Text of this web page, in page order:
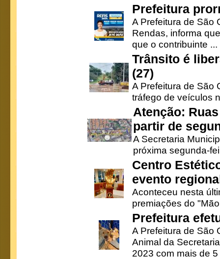
Prefeitura
A Prefeitura de São
Rendas, informa
que o contribuinte ...
Trânsito é
(27)
A Prefeitura de São
tráfego de veículos
Atenção:
partir de
A Secretaria
próxima segunda-
Centro
evento
Aconteceu nesta
premiações do
Prefeitura
A Prefeitura de São
Animal da
2023 com mais de 5